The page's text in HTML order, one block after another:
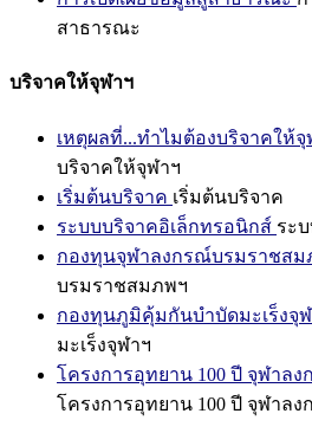
สาธารณะ
บริจาคให้จุฬาฯ
เหตุผลที่...ทำไมต้องบริจาคให้จุ
บริจาคให้จุฬาฯ
เริ่มต้นบริจาค เริ่มต้นบริจาค
ระบบบริจาคอิเล็กทรอนิกส์ ระ
กองทุนจุฬาลงกรณ์บรมราชสม
บรมราชสมภพฯ
กองทุนภูมิคุ้มกันบำบัดมะเร็งจุ
มะเร็งจุฬาฯ
โครงการอุทยาน 100 ปี จุฬาล
โครงการอุทยาน 100 ปี จุฬาล